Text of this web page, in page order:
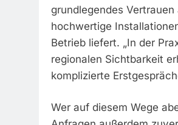
grundlegendes
hochwertige
Betrieb liefert. „In der
regionalen Sichtbarkeit
komplizierte
Wer auf diesem Wege